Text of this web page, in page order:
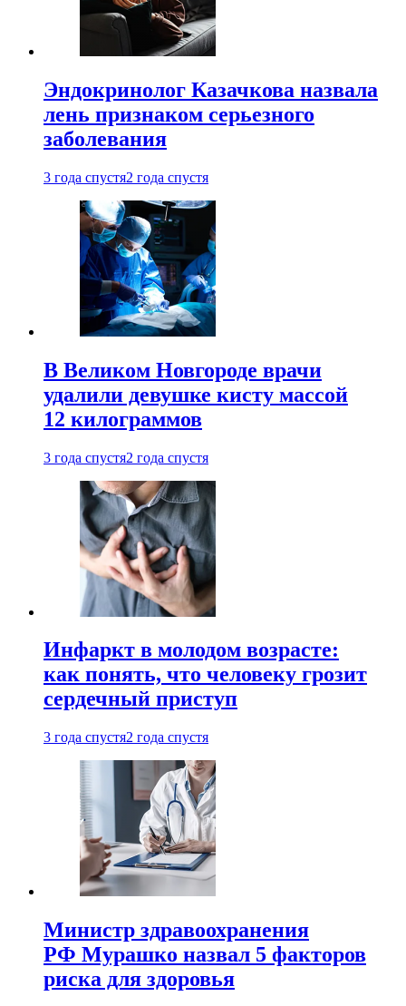
Эндокринолог Казачкова назвала
лень признаком серьезного
заболевания
3 года спустя2 года спустя
В Великом Новгороде врачи
удалили девушке кисту массой
12 килограммов
3 года спустя2 года спустя
Инфаркт в молодом возрасте:
как понять, что человеку грозит
сердечный приступ
3 года спустя2 года спустя
Министр здравоохранения
РФ Мурашко назвал 5 факторов
риска для здоровья